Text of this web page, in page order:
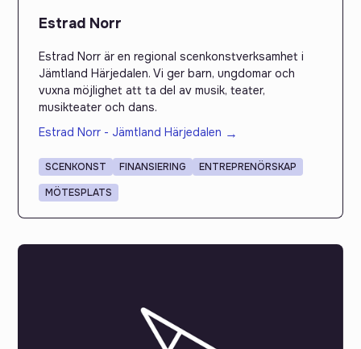
Estrad Norr
Estrad Norr är en regional scenkonstverksamhet i
Jämtland Härjedalen. Vi ger barn, ungdomar och
vuxna möjlighet att ta del av musik, teater,
musikteater och dans.
Estrad Norr - Jämtland Härjedalen →
SCENKONST FINANSIERING
ENTREPRENÖRSKAP
MÖTESPLATS